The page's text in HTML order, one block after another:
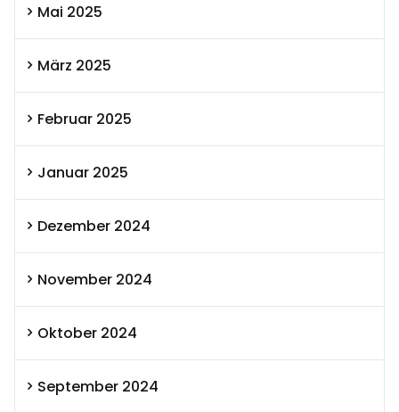
Mai 2025
März 2025
Februar 2025
Januar 2025
Dezember 2024
November 2024
Oktober 2024
September 2024